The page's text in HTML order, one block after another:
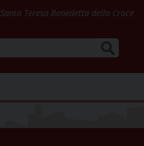
Santa Teresa Benedetta della Croce